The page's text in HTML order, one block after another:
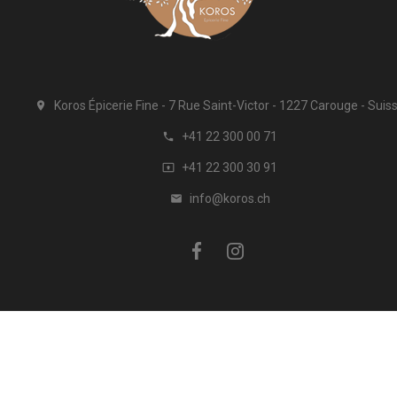
 Koros Épicerie Fine 7 Rue Saint-Victor 1227 Carouge
 +41 22 300 00 71
 +41 22 300 30 91
 info@koros.ch